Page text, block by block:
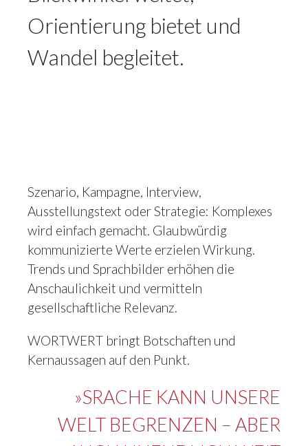
Orientierung bietet und
Wandel begleitet.
Szenario, Kampagne, Interview,
Ausstellungstext oder Strategie: Komplexes
wird einfach gemacht. Glaubwürdig
kommunizierte Werte erzielen Wirkung.
Trends und Sprachbilder erhöhen die
Anschaulichkeit und vermitteln
gesellschaftliche Relevanz.
WORTWERT bringt Botschaften und
Kernaussagen auf den Punkt.
»SRACHE KANN UNSERE
WELT BEGRENZEN – ABER